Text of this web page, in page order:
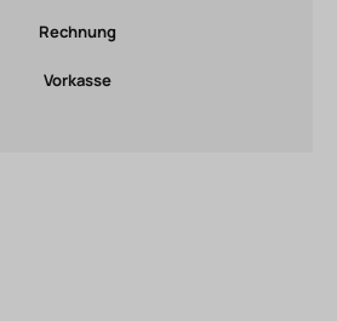
Rechnung
Vorkasse